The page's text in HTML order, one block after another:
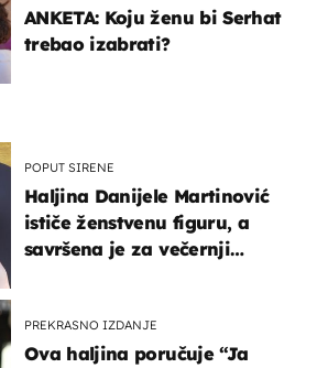
ANKETA: Koju ženu bi Serhat
trebao izabrati?
POPUT SIRENE
Haljina Danijele Martinović
ističe ženstvenu figuru, a
savršena je za večernji
PREKRASNO IZDANJE
Ova haljina poručuje “Ja